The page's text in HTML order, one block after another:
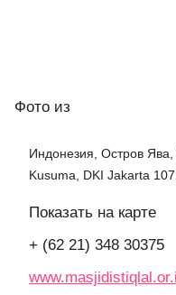
Фото из
Индонезия, Остров
Kusuma, DKI Jakarta
Показать на карте
+ (62 21) 348 30375